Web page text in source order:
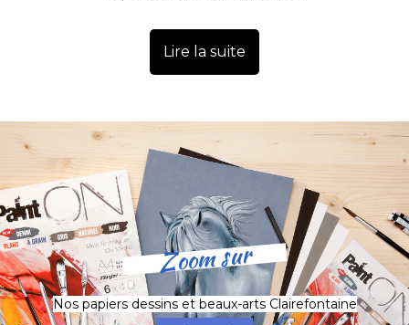
Lire la suite
Zoom sur
Nos papiers dessins et beaux-arts Clairefontaine